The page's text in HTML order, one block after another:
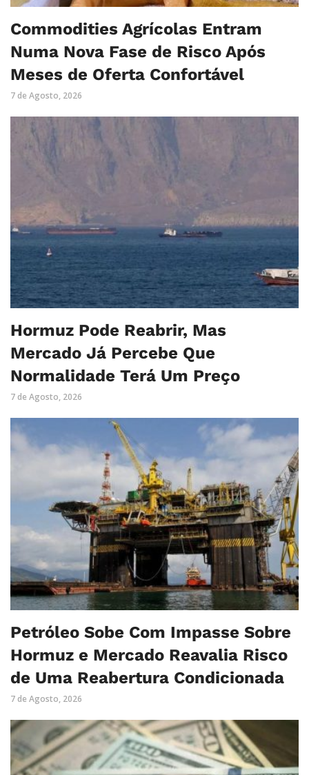
Commodities Agrícolas Entram
Numa Nova Fase de Risco Após
Meses de Oferta Confortável
7 de Agosto, 2026
Hormuz Pode Reabrir, Mas
Mercado Já Percebe Que
Normalidade Terá Um Preço
7 de Agosto, 2026
Petróleo Sobe Com Impasse Sobre
Hormuz e Mercado Reavalia Risco
de Uma Reabertura Condicionada
7 de Agosto, 2026